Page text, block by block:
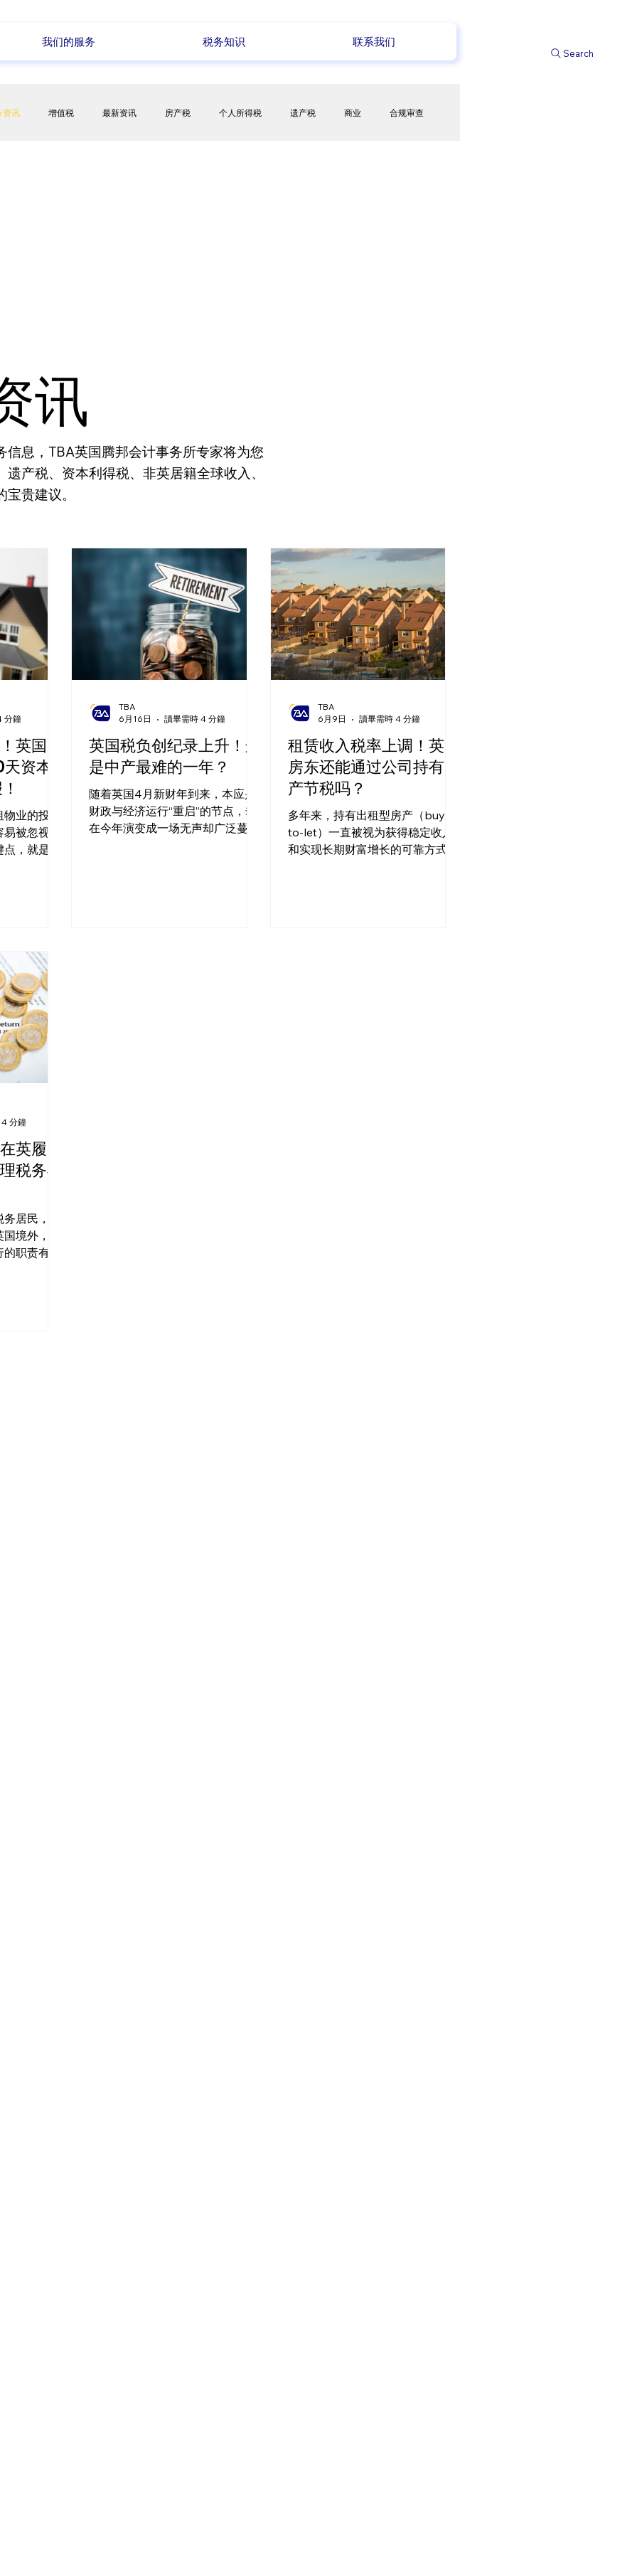
我们的服务 税务知识 联系我们
Search
资讯 增值税 最新资讯 房产税 个人所得税 遗产税 商业 合规审查
讯
信息，TBA英国腾邦会计事务所专家将为您
产税、资本利得税、非英居籍全球收入、
贵建议。
英国房
资本
业的投资
被忽视、
，就是
分鐘
英国税负创纪录上升！这
是中产最难的一年？
随着英国4月新财年到来，本应是
财政与经济运行“重启”的节点，却
在今年演变成一场无声却广泛蔓延
TBA
6月16日
讀畢需時 4 分鐘
租赁收入税率上调！英国
房东还能通过公司持有房
产节税吗？
多年来，持有出租型房产（buy-
to-let）一直被视为获得稳定收入
和实现长期财富增长的可靠方式。
TBA
6月9日
讀畢需時 4 分鐘
英履
税务与
居民，或
境外，只
职责有关
分鐘